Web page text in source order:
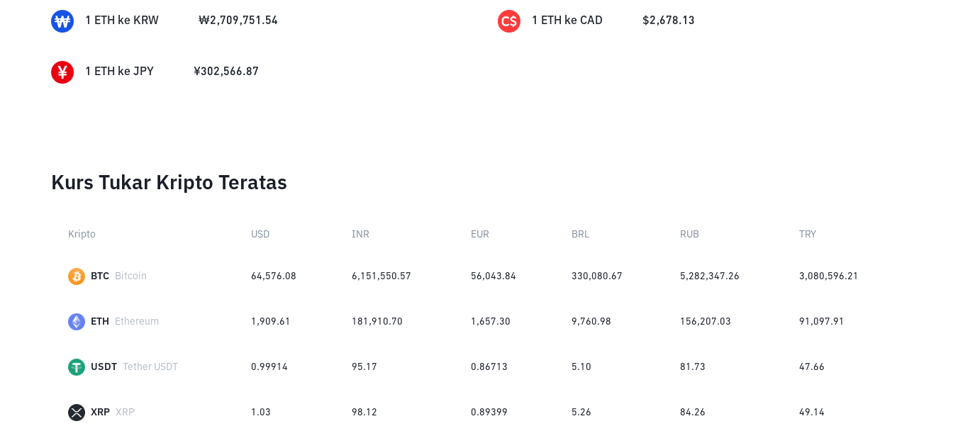
1 ETH ke KRW ₩2,709,751.54 1 ETH ke CAD $2,678.13
1 ETH ke JPY ¥302,566.87
Kurs Tukar Kripto Teratas
Kripto USD INR EUR BRL RUB TRY
BTC Bitcoin 64,576.08 6,151,550.57 56,043.84 330,080.67 5,282,347.26 3,080,596.21
ETH Ethereum 1,909.61 181,910.70 1,657.30 9,760.98 156,207.03 91,097.91
USDT Tether USDT 0.99914 95.17 0.86713 5.10 81.73 47.66
XRP XRP 1.03 98.12 0.89399 5.26 84.26 49.14